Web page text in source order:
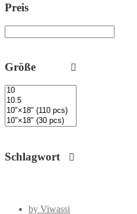
Preis
Größe
Schlagwort
by Viwassi